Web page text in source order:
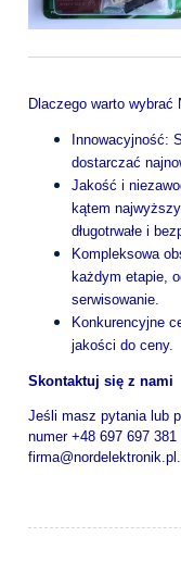
Dlaczego warto
Innowacyjność:
dostarczać
Jakość i
kątem
długotrwałe i
Kompleksowa
każdym etapie,
serwisowanie.
Konkurencyjne
jakości do ceny.
Skontaktuj się z nami
Jeśli masz pytania lub
numer +48 697 697
firma@nordelektronik.pl.